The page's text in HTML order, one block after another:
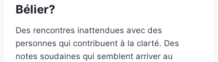
Bélier?
Des rencontres inattendues avec des
personnes qui contribuent à la clarté. Des
notes soudaines qui semblent arriver au